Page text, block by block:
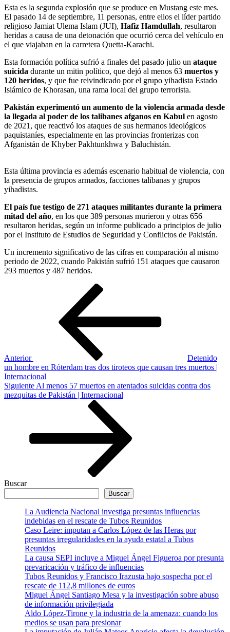
Esta es la segunda explosión que se produce en Mustang este mes.
El pasado 14 de septiembre, 11 personas, entre ellos el líder partido
religioso Jamiat Ulema Islam (JUI), Hafiz Hamdullah, resultaron
heridas a causa de una detonación que ocurrió cerca del vehículo en
el que viajaban en la carretera Quetta-Karachi.
Esta formación política sufrió a finales del pasado julio un ataque
suicida durante un mitin político, que dejó al menos 63 muertos y
120 heridos, y que fue reivindicado por el grupo yihadista Estado
Islámico de Khorasan, una rama local del grupo terrorista.
Pakistán experimentó un aumento de la violencia armada desde
la llegada al poder de los talibanes afganos en Kabul en agosto
de 2021, que reactivó los ataques de sus hermanos ideológicos
paquistaníes, especialmente en las provincias fronterizas con
Afganistán de Khyber Pakhtunkhwa y Baluchistán.
Esta última provincia es además escenario habitual de violencia, con
la presencia de grupos armados, facciones talibanas y grupos
yihadistas.
El país fue testigo de 271 ataques militantes durante la primera
mitad del año, en los que 389 personas murieron y otras 656
resultaron heridas, según un informe publicado a principios de julio
por el Instituto de Estudios de Seguridad y Conflictos de Pakistán.
Un incremento significativo de las cifras en comparación al mismo
periodo de 2022, cuando Pakistán sufrió 151 ataques que causaron
293 muertos y 487 heridos.
Anterior
Detenido
un hombre en Róterdam tras dos tiroteos que causan tres muertos |
Internacional
Siguiente
entrada
Siguiente Al menos 57 muertos en atentados suicidas contra dos
mezquitas de Pakistán | Internacional
Buscar
Buscar
La Audiencia Nacional investiga presuntas influencias
indebidas en el rescate de Tubos Reunidos
Caso Leire: imputan a Carlos López de las Heras por
presuntas irregularidades en la ayuda estatal a Tubos
Reunidos
La causa SEPI incluye a Miguel Ángel Figueroa por presunta
prevaricación y tráfico de influencias
Tubos Reunidos y Francisco Irazusta bajo sospecha por el
rescate de 112,8 millones de euros
Miguel Ángel Santiago Mesa y la investigación sobre abuso
de información privilegiada
Aldo López-Tirone y la industria de la amenaza: cuando los
medios se usan para presionar